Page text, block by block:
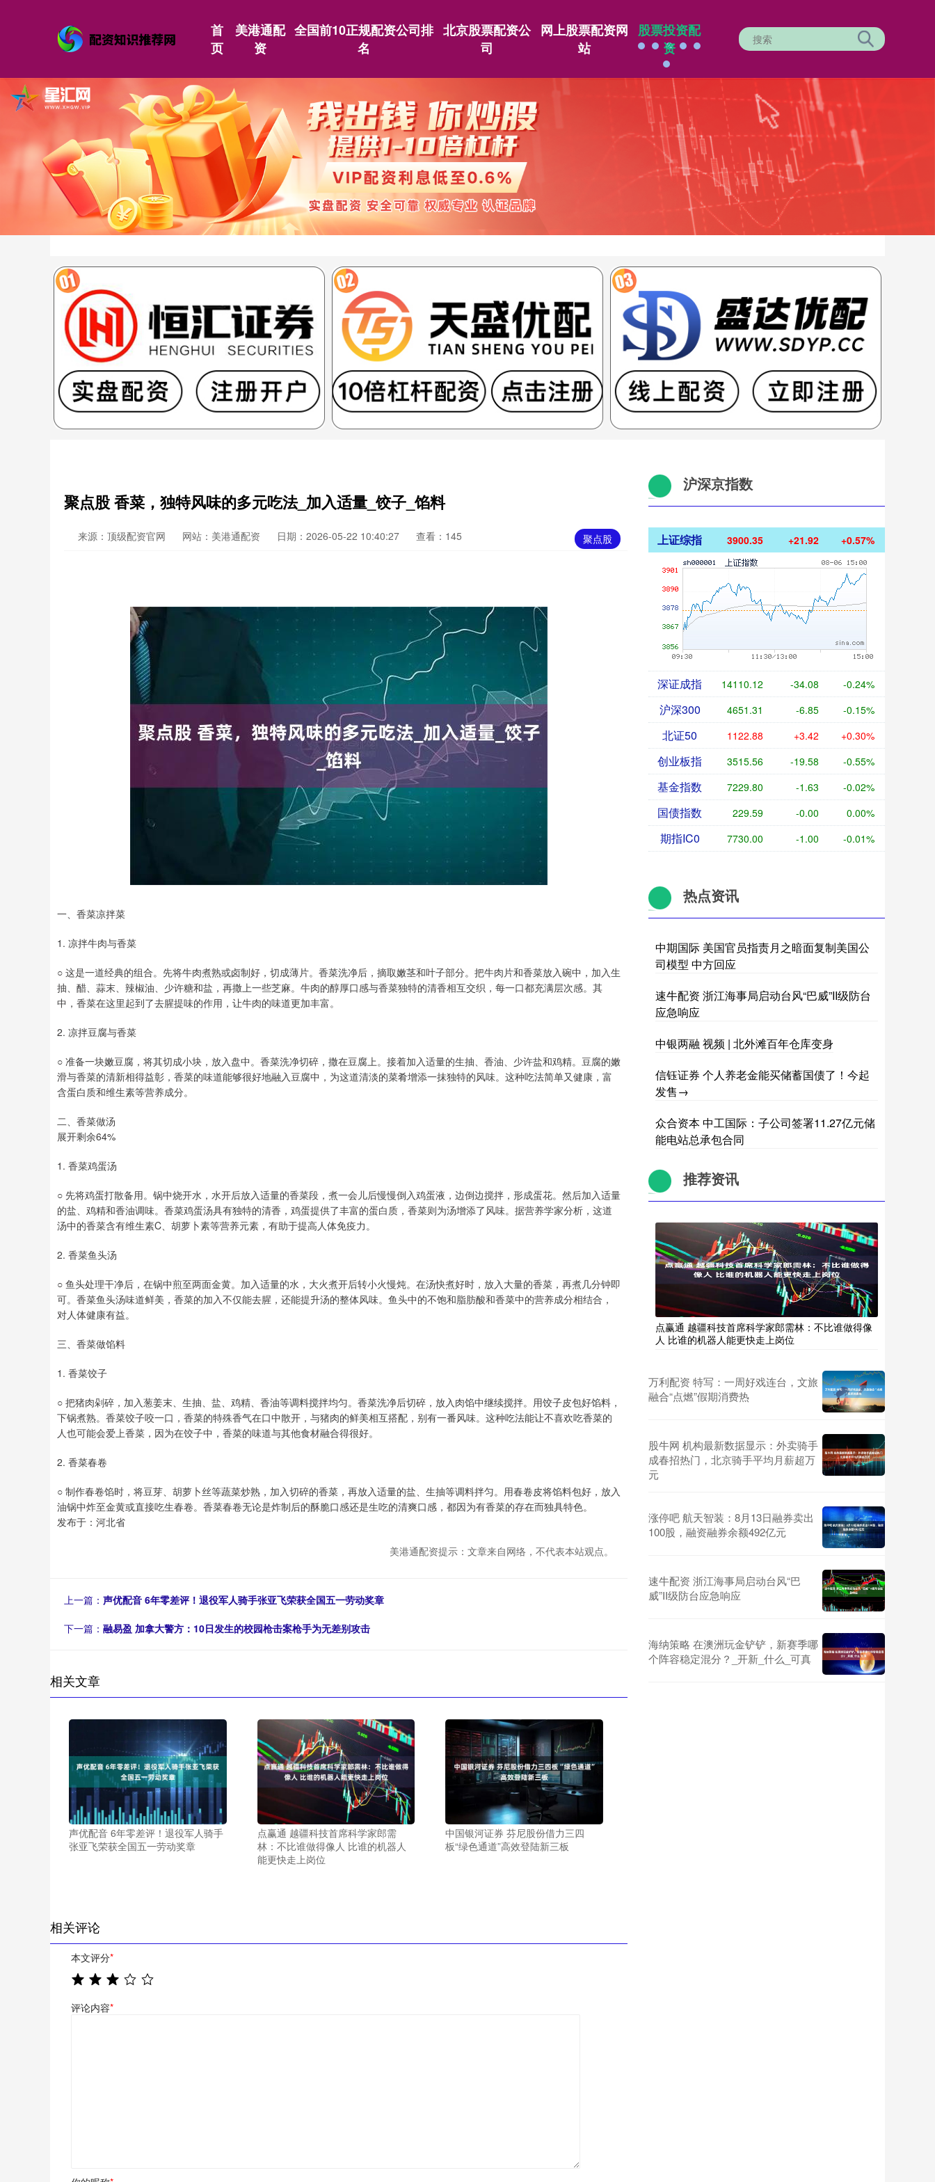
首
页
美港通配
资
全国前10正规配资公司排
名
北京股票配资公
司
网上股票配资网
站
股票投资配
资
聚点股 香菜，独特风味的多元吃法_加入适量_饺子_馅料
聚点股
来源：顶级配资官网 网站：美港通配资 日期：2026-05-22 10:40:27 查看：145
一、香菜凉拌菜
1. 凉拌牛肉与香菜
○ 这是一道经典的组合。先将牛肉煮熟或卤制好，切成薄片。香菜洗净后，摘取嫩茎和叶子部分。把牛肉片和香菜放入碗中，加入生
抽、醋、蒜末、辣椒油、少许糖和盐，再撒上一些芝麻。牛肉的醇厚口感与香菜独特的清香相互交织，每一口都充满层次感。其
中，香菜在这里起到了去腥提味的作用，让牛肉的味道更加丰富。
2. 凉拌豆腐与香菜
○ 准备一块嫩豆腐，将其切成小块，放入盘中。香菜洗净切碎，撒在豆腐上。接着加入适量的生抽、香油、少许盐和鸡精。豆腐的嫩
滑与香菜的清新相得益彰，香菜的味道能够很好地融入豆腐中，为这道清淡的菜肴增添一抹独特的风味。这种吃法简单又健康，富
含蛋白质和维生素等营养成分。
二、香菜做汤
展开剩余64%
1. 香菜鸡蛋汤
○ 先将鸡蛋打散备用。锅中烧开水，水开后放入适量的香菜段，煮一会儿后慢慢倒入鸡蛋液，边倒边搅拌，形成蛋花。然后加入适量
的盐、鸡精和香油调味。香菜鸡蛋汤具有独特的清香，鸡蛋提供了丰富的蛋白质，香菜则为汤增添了风味。据营养学家分析，这道
汤中的香菜含有维生素C、胡萝卜素等营养元素，有助于提高人体免疫力。
2. 香菜鱼头汤
○ 鱼头处理干净后，在锅中煎至两面金黄。加入适量的水，大火煮开后转小火慢炖。在汤快煮好时，放入大量的香菜，再煮几分钟即
可。香菜鱼头汤味道鲜美，香菜的加入不仅能去腥，还能提升汤的整体风味。鱼头中的不饱和脂肪酸和香菜中的营养成分相结合，
对人体健康有益。
三、香菜做馅料
1. 香菜饺子
○ 把猪肉剁碎，加入葱姜末、生抽、盐、鸡精、香油等调料搅拌均匀。香菜洗净后切碎，放入肉馅中继续搅拌。用饺子皮包好馅料，
下锅煮熟。香菜饺子咬一口，香菜的特殊香气在口中散开，与猪肉的鲜美相互搭配，别有一番风味。这种吃法能让不喜欢吃香菜的
人也可能会爱上香菜，因为在饺子中，香菜的味道与其他食材融合得很好。
2. 香菜春卷
○ 制作春卷馅时，将豆芽、胡萝卜丝等蔬菜炒熟，加入切碎的香菜，再放入适量的盐、生抽等调料拌匀。用春卷皮将馅料包好，放入
油锅中炸至金黄或直接吃生春卷。香菜春卷无论是炸制后的酥脆口感还是生吃的清爽口感，都因为有香菜的存在而独具特色。
发布于：河北省
美港通配资提示：文章来自网络，不代表本站观点。
上一篇： 声优配音 6年零差评！退役军人骑手张亚飞荣获全国五一劳动奖章
下一篇： 融易盈 加拿大警方：10日发生的校园枪击案枪手为无差别攻击
相关文章
声优配音 6年零差评！退役军人骑手
张亚飞荣获全国五一劳动奖章
点赢通 越疆科技首席科学家郎需
林：不比谁做得像人 比谁的机器人
能更快走上岗位
中国银河证券 芬尼股份借力三四
板“绿色通道”高效登陆新三板
相关评论
本文评分*
评论内容*
沪深京指数
上证综指 3900.35 +21.92 +0.57%
深证成指 14110.12 -34.08 -0.24%
沪深300 4651.31 -6.85 -0.15%
北证50 1122.88 +3.42 +0.30%
创业板指 3515.56 -19.58 -0.55%
基金指数 7229.80 -1.63 -0.02%
国债指数 229.59 -0.00 0.00%
期指IC0 7730.00 -1.00 -0.01%
热点资讯
中期国际 美国官员指责月之暗面复制美国公
司模型 中方回应
速牛配资 浙江海事局启动台风“巴威”II级防台
应急响应
中银两融 视频 | 北外滩百年仓库变身
信钰证券 个人养老金能买储蓄国债了！今起
发售→
众合资本 中工国际：子公司签署11.27亿元储
能电站总承包合同
推荐资讯
点赢通 越疆科技首席科学家郎需林：不比谁做得像
人 比谁的机器人能更快走上岗位
万利配资 特写：一周好戏连台，文旅
融合“点燃”假期消费热
股牛网 机构最新数据显示：外卖骑手
成春招热门，北京骑手平均月薪超万
元
涨停吧 航天智装：8月13日融券卖出
100股，融资融券余额492亿元
速牛配资 浙江海事局启动台风“巴
威”II级防台应急响应
海纳策略 在澳洲玩金铲铲，新赛季哪
个阵容稳定混分？_开新_什么_可真